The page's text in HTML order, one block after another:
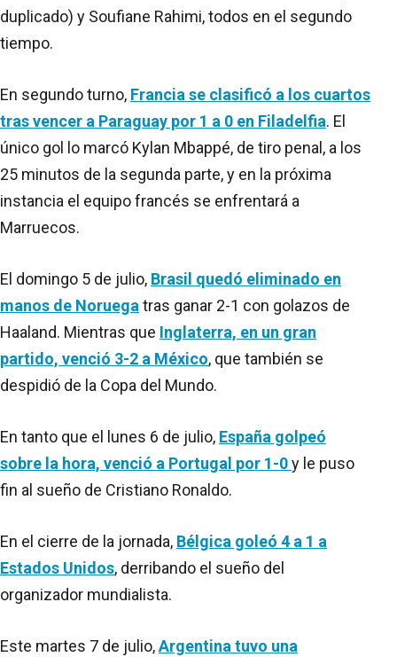
duplicado) y Soufiane Rahimi, todos en el segundo
tiempo.
En segundo turno, Francia se clasificó a los cuartos
tras vencer a Paraguay por 1 a 0 en Filadelfia. El
único gol lo marcó Kylan Mbappé, de tiro penal, a los
25 minutos de la segunda parte, y en la próxima
instancia el equipo francés se enfrentará a
Marruecos.
El domingo 5 de julio, Brasil quedó eliminado en
manos de Noruega tras ganar 2-1 con golazos de
Haaland. Mientras que Inglaterra, en un gran
partido, venció 3-2 a México, que también se
despidió de la Copa del Mundo.
En tanto que el lunes 6 de julio, España golpeó
sobre la hora, venció a Portugal por 1-0y le puso
fin al sueño de Cristiano Ronaldo.
En el cierre de la jornada, Bélgica goleó 4 a 1 a
Estados Unidos, derribando el sueño del
organizador mundialista.
Este martes 7 de julio,Argentina tuvo una